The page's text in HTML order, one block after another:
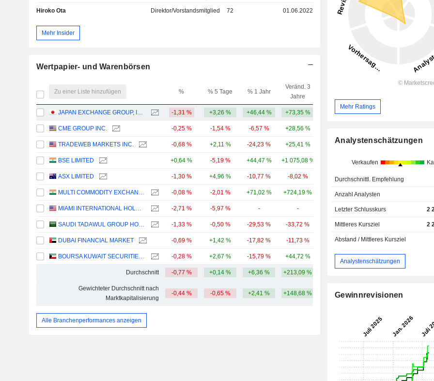
Hiroko Ota Direktor/Vorstandsmitglied 72 01.06.2022
Mehr Insider
Wertpapier- und Warenbörsen
Zu einer Liste hinzufügen % % 5 Tage % 1 Jahr
Veränd. 3
Jahre
JAPAN EXCHANGE GROUP, INC. -1,31 % +3,26 % +46,44 % +73,35 % 14,65 Mrd.
CME GROUP INC. -0,25 % -1,54 % -6,57 % +28,56 %
TRADEWEB MARKETS INC. -0,68 % +2,11 % -24,23 % +25,41 % 21,65 Mrd.
BSE LIMITED +0,64 % -5,19 % +44,47 % +1 075,08 % 14,82 Mrd.
ASX LIMITED -1,30 % +4,96 % -10,77 % -8,02 % 7,9 Mrd.
MULTI COMMODITY EXCHANGE OF INDIA LIMITED -0,08 % -2,01 % +71,02 % +724,19 % 7,07 Mrd.
MIAMI INTERNATIONAL HOLDINGS, INC. -2,71 % -5,97 % - - 4,39 Mrd.
SAUDI TADAWUL GROUP HOLDING COMPANY -1,33 % -0,50 % -29,53 % -33,72 % 3,85 Mrd.
DUBAI FINANCIAL MARKET -0,69 % +1,42 % -17,82 % -11,73 % 3,11 Mrd.
BOURSA KUWAIT SECURITIES COMPANY K.P.S.C. -0,28 % +2,67 % -15,79 % +44,72 % 1,87 Mrd.
Durchschnitt -0,77 % +0,14 % +6,36 % +213,09 %
Gewichteter Durchschnitt nach
Marktkapitalisierung
-0,44 % -0,65 % +2,41 % +148,68 %
Alle Branchenperformances anzeigen
Mehr Ratings
Analystenschätzungen
Verkaufen
Durchschnittl. Empfehlung
Anzahl Analysten
Letzter Schlusskurs 2
Mittleres Kursziel 2
Abstand / Mittleres Kursziel
Analystenschätzungen
Gewinnrevisionen